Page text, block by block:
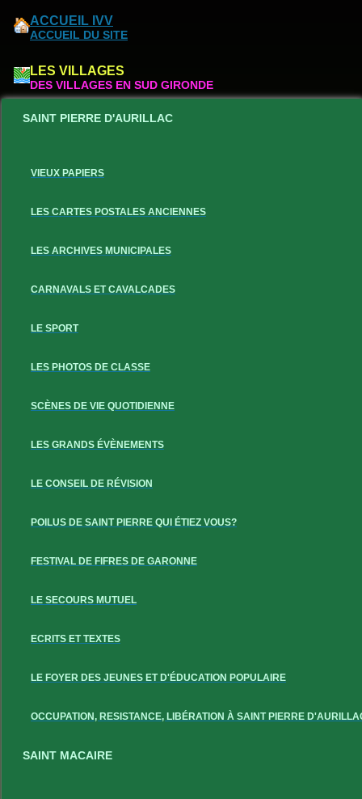
ACCUEIL IVV
ACCUEIL DU SITE
LES VILLAGES
DES VILLAGES EN SUD GIRONDE
SAINT PIERRE D'AURILLAC
VIEUX PAPIERS
LES CARTES POSTALES ANCIENNES
LES ARCHIVES MUNICIPALES
CARNAVALS ET CAVALCADES
LE SPORT
LES PHOTOS DE CLASSE
SCÈNES DE VIE QUOTIDIENNE
LES GRANDS ÉVÈNEMENTS
LE CONSEIL DE RÉVISION
POILUS DE SAINT PIERRE QUI ÉTIEZ VOUS?
FESTIVAL DE FIFRES DE GARONNE
LE SECOURS MUTUEL
ECRITS ET TEXTES
LE FOYER DES JEUNES ET D'ÉDUCATION POPULAIRE
OCCUPATION, RESISTANCE, LIBÉRATION À SAINT PIERRE
SAINT MACAIRE